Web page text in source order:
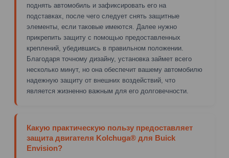
поднять автомобиль и зафиксировать его на
подставках, после чего следует снять защитные
элементы, если таковые имеются. Далее нужно
прикрепить защиту с помощью предоставленных
креплений, убедившись в правильном положении.
Благодаря точному дизайну, установка займет всего
несколько минут, но она обеспечит вашему автомобилю
надежную защиту от внешних воздействий, что
является жизненно важным для его долговечности.
Какую практическую пользу предоставляет
защита двигателя Kolchuga® для Buick
Envision?